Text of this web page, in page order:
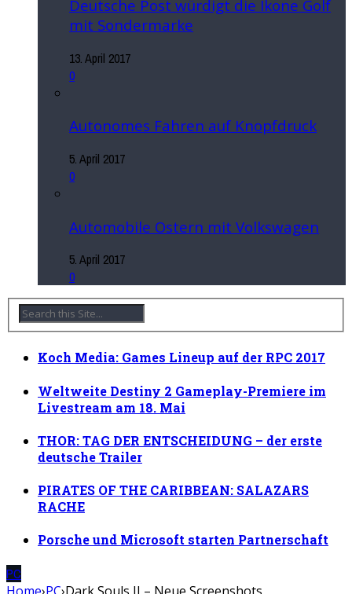
Deutsche Post würdigt die Ikone Golf
mit Sondermarke
13. April 2017
0
Autonomes Fahren auf Knopfdruck
5. April 2017
0
Automobile Ostern mit Volkswagen
5. April 2017
0
Koch Media: Games Lineup auf der RPC 2017
Weltweite Destiny 2 Gameplay-Premiere im
Livestream am 18. Mai
THOR: TAG DER ENTSCHEIDUNG – der erste
deutsche Trailer
PIRATES OF THE CARIBBEAN: SALAZARS
RACHE
Porsche und Microsoft starten Partnerschaft
PC
Home›PC›Dark Souls II – Neue Screenshots